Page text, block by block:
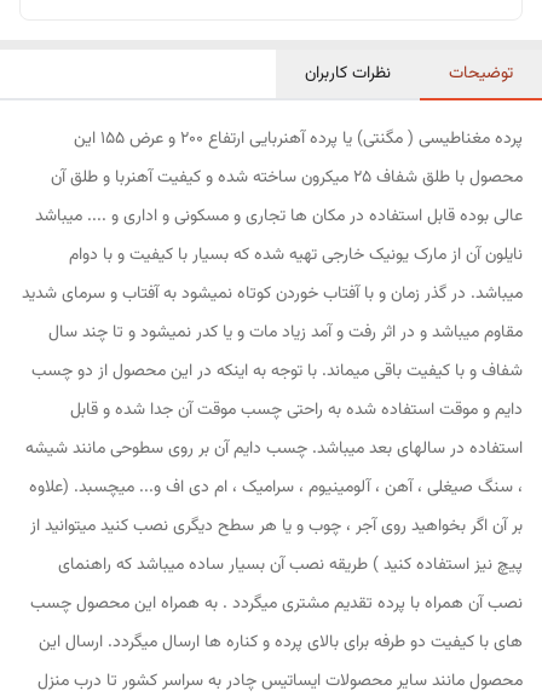
توضیحات نظرات کاربران
پرده مغناطیسی ( مگنتی) یا پرده آهنربایی ارتفاع 200 و عرض 155 این
محصول با طلق شفاف 25 میکرون ساخته شده و کیفیت آهنربا و طلق آن
عالی بوده قابل استفاده در مکان ها تجاری و مسکونی و اداری و .... میباشد
نایلون آن از مارک یونیک خارجی تهیه شده که بسیار با کیفیت و با دوام
میباشد. در گذر زمان و با آفتاب خوردن کوتاه نمیشود به آفتاب و سرمای شدید
مقاوم میباشد و در اثر رفت و آمد زیاد مات و یا کدر نمیشود و تا چند سال
شفاف و با کیفیت باقی میماند. با توجه به اینکه در این محصول از دو چسب
دایم و موقت استفاده شده به راحتی چسب موقت آن جدا شده و قابل
استفاده در سالهای بعد میباشد. چسب دایم آن بر روی سطوحی مانند شیشه
، سنگ صیغلی ، آهن ، آلومینیوم ، سرامیک ، ام دی اف و... میچسبد. (علاوه
بر آن اگر بخواهید روی آجر ، چوب و یا هر سطح دیگری نصب کنید میتوانید از
پیچ نیز استفاده کنید ) طریقه نصب آن بسیار ساده میباشد که راهنمای
نصب آن همراه با پرده تقدیم مشتری میگردد . به همراه این محصول چسب
های با کیفیت دو طرفه برای بالای پرده و کناره ها ارسال میگردد. ارسال این
محصول مانند سایر محصولات ایساتیس چادر به سراسر کشور تا درب منزل